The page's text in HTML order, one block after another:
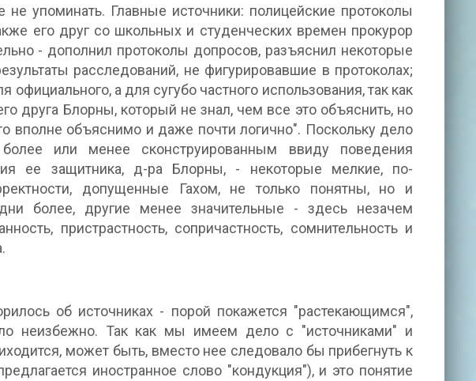
упоминать. Главные источники: полицейские протоколы
его друг со школьных и студенческих времен прокурор
- дополнил протоколы допросов, разъяснил некоторые
расследований, не фигурировавшие в протоколах;
а для сугубо частного использования, так как
друга Блорны, который не знал, чем все это объяснить, но
вполне объяснимо и даже почти логично". Поскольку дело
или менее сконструированным ввиду поведения
ее защитника, д-ра Блорны, - некоторые мелкие, по-
допущенные Гахом, не только понятны, но и
более, другие менее значительные - здесь незачем
пристрастность, сопричастность, сомнительность и
об источниках - порой покажется "растекающимся",
неизбежно. Так как мы имеем дело с "источниками" и
может быть, вместо нее следовало бы прибегнуть к
иностранное слово "кондукция"), и это понятие